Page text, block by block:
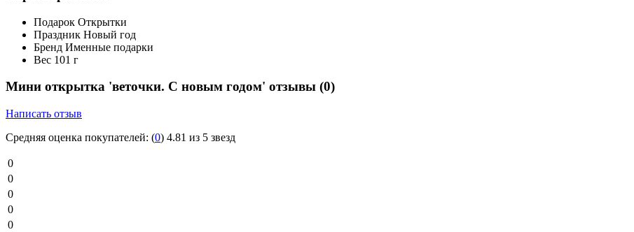
Подарок Открытки
Праздник Новый год
Бренд Именные подарки
Вес 101 г
Мини открытка 'веточки. С новым годом' отзывы (0)
Написать отзыв
Средняя оценка покупателей: (0) 4.81 из 5 звезд
0
0
0
0
0